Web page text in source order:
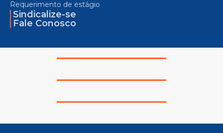
Requerimento de estágio
Sindicalize-se
Fale Conosco